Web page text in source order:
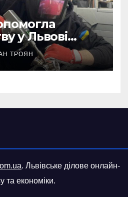
у Львові
атаки
БПЛА
ТРОЯН
. Львівське ділове онлайн-
та економіки.